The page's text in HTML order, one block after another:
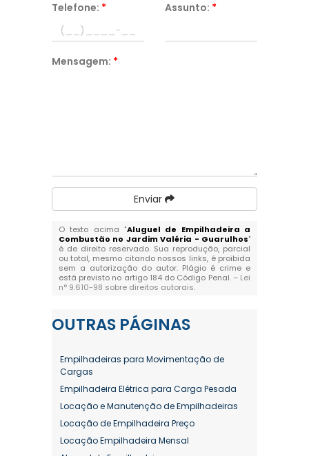
Telefone: * Assunto: *
Mensagem: *
Enviar
O texto acima "Aluguel de Empilhadeira a
Combustão no Jardim Valéria - Guarulhos"
é de direito reservado. Sua reprodução, parcial
ou total, mesmo citando nossos links, é proibida
sem a autorização do autor. Plágio é crime e
está previsto no artigo 184 do Código Penal. – Lei
n° 9.610-98 sobre direitos autorais.
OUTRAS PÁGINAS
Empilhadeiras para Movimentação de
Cargas
Empilhadeira Elétrica para Carga Pesada
Locação e Manutenção de Empilhadeiras
Locação de Empilhadeira Preço
Locação Empilhadeira Mensal